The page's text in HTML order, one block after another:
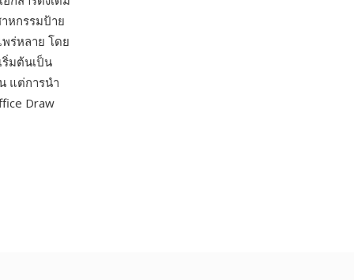
หกรรมป้าย
ร่หลาย โดย
ริ่มต้นเป็น
แต่การนำ
Draw